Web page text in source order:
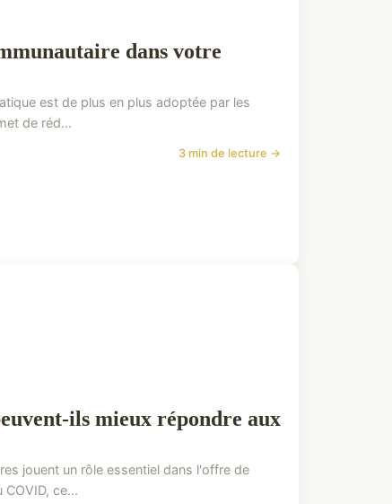
dans votre
est de plus en plus adoptée par les
de réd...
3 min de lecture →
ils mieux répondre aux
jouent un rôle essentiel dans l'offre de
ce...